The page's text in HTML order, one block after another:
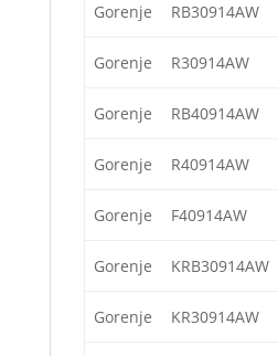
Gorenje RB30914AW
Gorenje R30914AW
Gorenje RB40914AW
Gorenje R40914AW
Gorenje F40914AW
Gorenje KRB30914AW
Gorenje KR30914AW